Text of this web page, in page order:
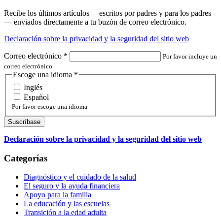
Recibe los últimos artículos —escritos por padres y para los padres
— enviados directamente a tu buzón de correo electrónico.
Declaración sobre la privacidad y la seguridad del sitio web
Correo electrónico *
Por favor incluye un
correo electrónico
Escoge una idioma *
Inglés
Español
Por favor escoge una idioma
Declaración sobre la privacidad y la seguridad del sitio web
Categorías
Diagnóstico y el cuidado de la salud
El seguro y la ayuda financiera
Apoyo para la familia
La educación y las escuelas
Transición a la edad adulta